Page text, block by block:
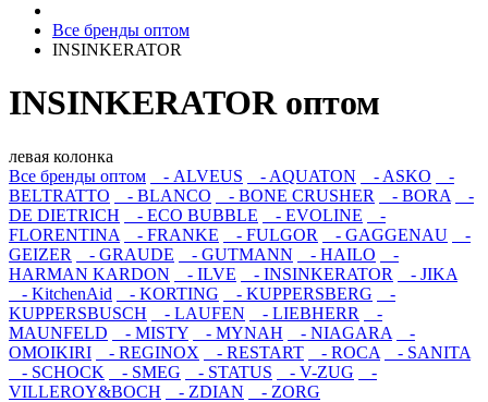
Все бренды оптом
INSINKERATOR
INSINKERATOR оптом
левая колонка
Все бренды оптом
- ALVEUS - AQUATON - ASKO
-
BELTRATTO
- BLANCO - BONE CRUSHER - BORA
-
DE DIETRICH
- ECO BUBBLE - EVOLINE
-
FLORENTINA
- FRANKE - FULGOR - GAGGENAU
-
GEIZER
- GRAUDE - GUTMANN - HAILO
-
HARMAN KARDON
- ILVE - INSINKERATOR
- JIKA
- KitchenAid
- KORTING - KUPPERSBERG
-
KUPPERSBUSCH
- LAUFEN - LIEBHERR
-
MAUNFELD
- MISTY - MYNAH - NIAGARA
-
OMOIKIRI
- REGINOX - RESTART - ROCA
- SANITA
- SCHOCK
- SMEG - STATUS - V-ZUG
-
VILLEROY&BOCH
- ZDIAN - ZORG